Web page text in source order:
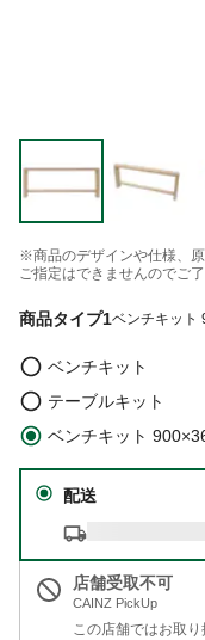
※商品のデザインや仕様、
ご指定はできませんのでご了
商品タイプ1ベンチキット
ベンチキット
テーブルキット
ベンチキット
配送
店舗受取不可
CAINZ PickUp
この店舗ではお取